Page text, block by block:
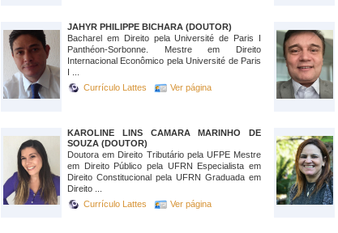
JAHYR PHILIPPE BICHARA (DOUTOR)
Bacharel em Direito pela Université de Paris I
Panthéon-Sorbonne. Mestre em Direito
Internacional Econômico pela Université de Paris
I ...
Currículo Lattes
Ver página
KAROLINE LINS CAMARA MARINHO DE
SOUZA (DOUTOR)
Doutora em Direito Tributário pela UFPE Mestre
em Direito Público pela UFRN Especialista em
Direito Constitucional pela UFRN Graduada em
Direito ...
Currículo Lattes
Ver página